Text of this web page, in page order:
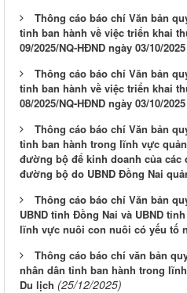
Thông cáo báo chí Văn bản
tỉnh ban hành về việc triển khai
09/2025/NQ-HĐND ngày 03/10/
Thông cáo báo chí Văn bản
tỉnh ban hành về việc triển khai
08/2025/NQ-HĐND ngày 03/10/
Thông cáo báo chí Văn bản
tỉnh ban hành trong lĩnh vực
đường bộ để kinh doanh của các
đường bộ do UBND Đồng Nai
Thông cáo báo chí Văn bản
UBND tỉnh Đồng Nai và UBND
lĩnh vực nuôi con nuôi có yếu tố
Thông cáo báo chí văn bản
nhân dân tỉnh ban hành trong
Du lịch (25/12/2025)